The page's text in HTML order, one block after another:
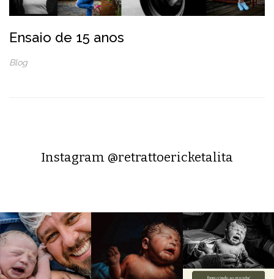
Ensaio de 15 anos
Blog
Instagram @retrattoericketalita